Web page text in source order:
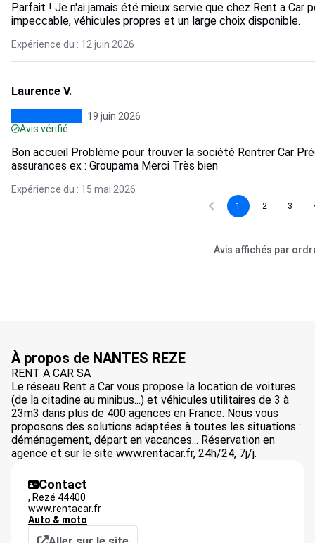
Parfait ! Je n'ai jamais été mieux servie que chez Rent a Car
impeccable, véhicules propres et un large choix disponible.
Expérience du : 12 juin 2026
Laurence V.
19 juin 2026
Avis vérifié
Bon accueil Problème pour trouver la société Rentrer Car
assurances ex : Groupama Merci Très bien
Expérience du : 15 mai 2026
1 2 3
Avis affichés par
À propos de NANTES REZE
RENT A CAR SA
Le réseau Rent a Car vous propose la location de voitures
(de la citadine au minibus...) et véhicules utilitaires de 3 à
23m3 dans plus de 400 agences en France. Nous vous
proposons des solutions adaptées à toutes les situations :
déménagement, départ en vacances... Réservation en
agence et sur le site www.rentacar.fr, 24h/24, 7j/j.
Contact
, Rezé 44400
www.rentacar.fr
Auto & moto